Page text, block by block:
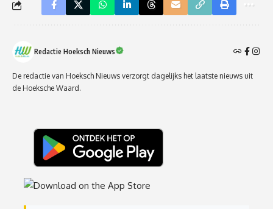
Redactie Hoeksch Nieuws
De redactie van Hoeksch Nieuws verzorgt dagelijks het laatste nieuws uit
de Hoeksche Waard.